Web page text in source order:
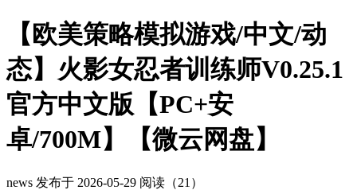
【欧美策略模拟游戏/中文/动
态】火影女忍者训练师V0.25.1
官方中文版【PC+安
卓/700M】【微云网盘】
news 发布于 2026-05-29 阅读（21）